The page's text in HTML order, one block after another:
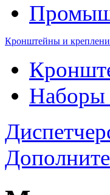
Кронштейны и
Наборы